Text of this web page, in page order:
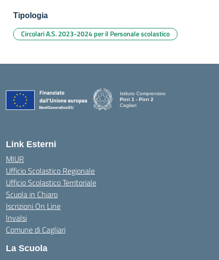
Tipologia
Circolari A.S. 2023-2024 per il Personale scolastico
Istituto Comprensivo
Pirri 1 - Pirri 2
Cagliari
Link Esterni
MIUR
Ufficio Scolastico Regionale
Ufficio Scolastico Territoriale
Scuola in Chiaro
Iscrizioni On Line
Invalsi
Comune di Cagliari
La Scuola